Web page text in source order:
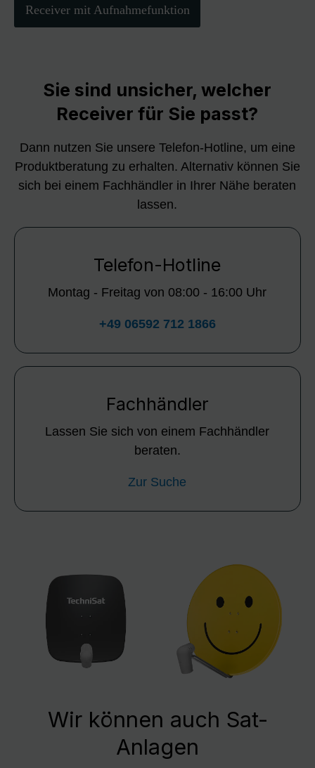
Receiver mit Aufnahmefunktion
Sie sind unsicher, welcher
Receiver für Sie passt?
Dann nutzen Sie unsere Telefon-Hotline, um eine
Produktberatung zu erhalten. Alternativ können Sie
sich bei einem Fachhändler in Ihrer Nähe beraten
lassen.
Telefon-Hotline
Montag - Freitag von 08:00 - 16:00 Uhr
+49 06592 712 1866
Fachhändler
Lassen Sie sich von einem Fachhändler
beraten.
Zur Suche
Wir können auch Sat-
Anlagen